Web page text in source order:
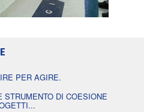
PER AGIRE.
STRUMENTO DI COESIONE